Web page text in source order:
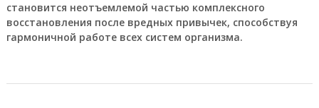
становится неотъемлемой частью комплексного
восстановления после вредных привычек, способствуя
гармоничной работе всех систем организма.